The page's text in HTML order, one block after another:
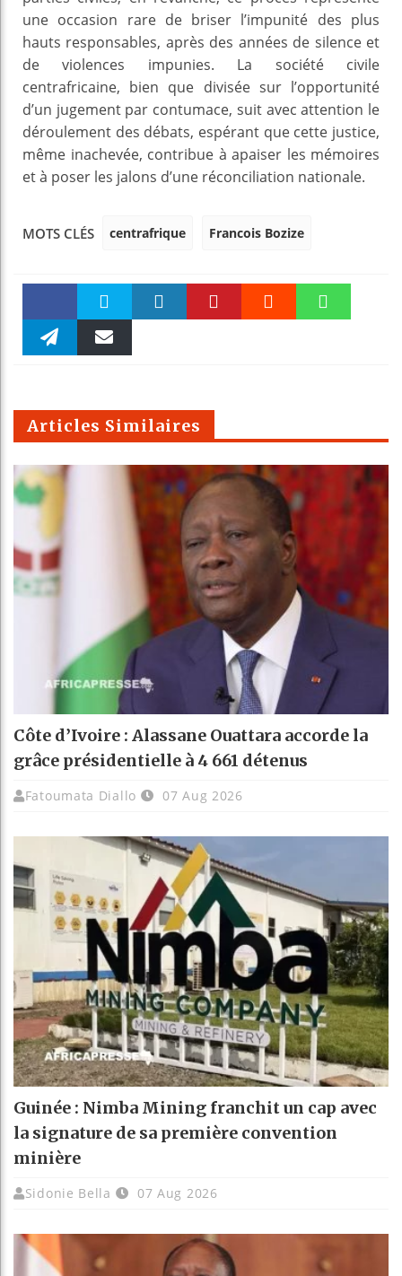
une occasion rare de briser l’impunité des plus
hauts responsables, après des années de silence et
de violences impunies. La société civile
centrafricaine, bien que divisée sur l’opportunité
d’un jugement par contumace, suit avec attention le
déroulement des débats, espérant que cette justice,
même inachevée, contribue à apaiser les mémoires
et à poser les jalons d’une réconciliation nationale.
MOTS CLÉS centrafrique Francois Bozize
Faceboo Twitter
m
Articles Similaires
Côte d’Ivoire : Alassane Ouattara accorde la
grâce présidentielle à 4 661 détenus
Fatoumata Diallo 07 Aug 2026
Guinée : Nimba Mining franchit un cap avec
la signature de sa première convention
minière
Sidonie Bella 07 Aug 2026